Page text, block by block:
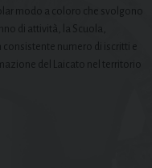
modo a coloro che svolgono
di attività, la Scuola,
numero di iscritti e
del Laicato nel territorio